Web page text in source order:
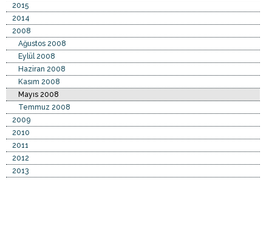
2015
2014
2008
Ağustos 2008
Eylül 2008
Haziran 2008
Kasım 2008
Mayıs 2008
Temmuz 2008
2009
2010
2011
2012
2013